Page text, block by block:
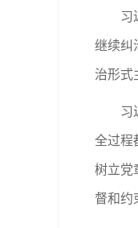
习
继续纠
治形式
习
全过程
树立党
督和约